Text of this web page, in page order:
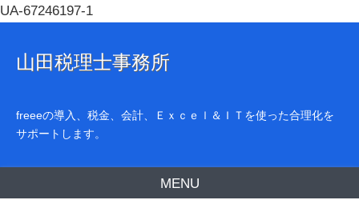
UA-67246197-1
山田税理士事務所
freeeの導入、税金、会計、Ｅｘｃｅｌ＆ＩＴを使った合理化を
サポートします。
MENU